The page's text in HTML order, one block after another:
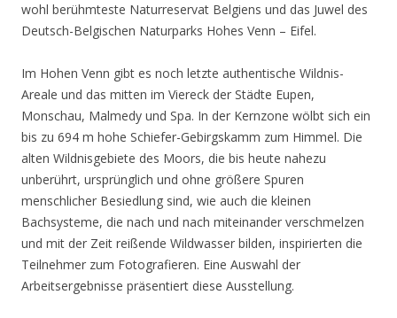
wohl berühmteste Naturreservat Belgiens und das Juwel des
Deutsch-Belgischen Naturparks Hohes Venn – Eifel.
Im Hohen Venn gibt es noch letzte authentische Wildnis-
Areale und das mitten im Viereck der Städte Eupen,
Monschau, Malmedy und Spa. In der Kernzone wölbt sich ein
bis zu 694 m hohe Schiefer-Gebirgskamm zum Himmel. Die
alten Wildnisgebiete des Moors, die bis heute nahezu
unberührt, ursprünglich und ohne größere Spuren
menschlicher Besiedlung sind, wie auch die kleinen
Bachsysteme, die nach und nach miteinander verschmelzen
und mit der Zeit reißende Wildwasser bilden, inspirierten die
Teilnehmer zum Fotografieren. Eine Auswahl der
Arbeitsergebnisse präsentiert diese Ausstellung.